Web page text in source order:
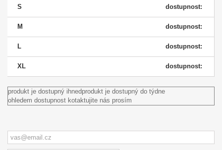
S dostupnost:
M dostupnost:
L dostupnost:
XL dostupnost:
produkt je dostupný ihnedprodukt je dostupný do týdne
ohledem dostupnost kotaktujite nás prosím